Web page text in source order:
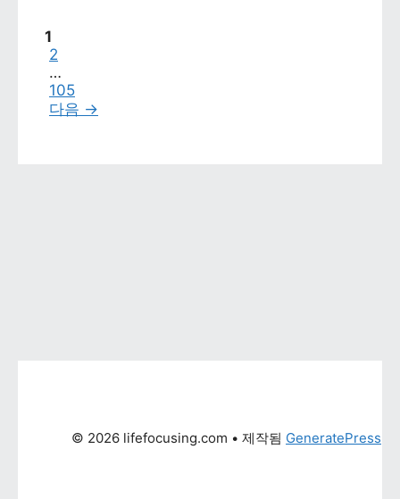
페이지
1
페이지
2
…
페이지
105
다음 →
© 2026 lifefocusing.com • 제작됨 GeneratePress